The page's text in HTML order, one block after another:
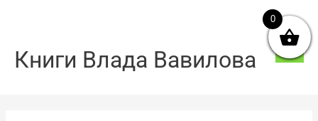
Книги Влада Вавилова
0